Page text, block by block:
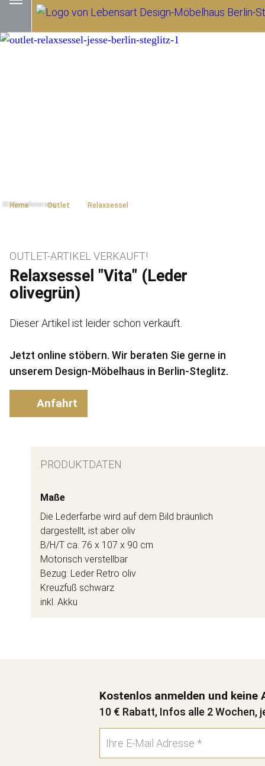
Home Outlet Relaxsessel
Relaxsessel "Vita" (Leder
olivegrün)
OUTLET-ARTIKEL VERKAUFT!
Dieser Artikel ist leider schon verkauft.
Jetzt online stöbern. Wir beraten Sie gerne in
unserem Design-Möbelhaus in Berlin-Steglitz.
Anfahrt
PRODUKTDATEN
Maße
Die Lederfarbe wird auf dem Bild bräunlich
dargestellt, ist aber oliv
B/H/T ca. 76 x 107 x 90 cm
Motorisch verstellbar
Bezug: Leder Retro oliv
Kreuzfuß schwarz
inkl. Akku
Kostenlos anmelden und keine
10 € Rabatt, Infos alle 2 Wochen,